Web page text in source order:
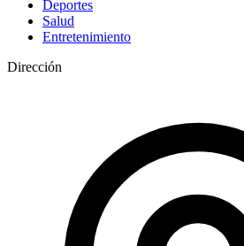
Deportes
Salud
Entretenimiento
Dirección